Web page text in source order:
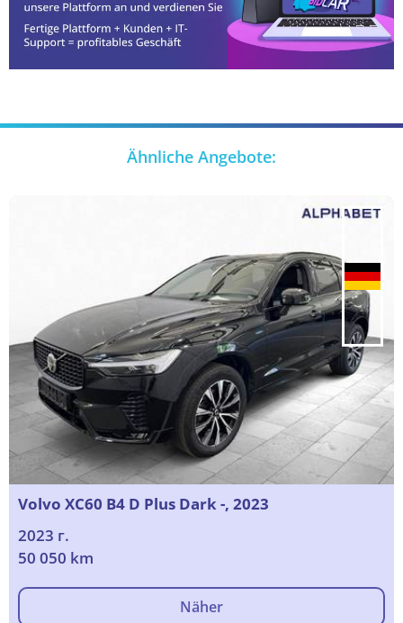
Ähnliche Angebote:
Volvo XC60 B4 D Plus Dark -, 2023
2023 г.
50 050 km
Näher